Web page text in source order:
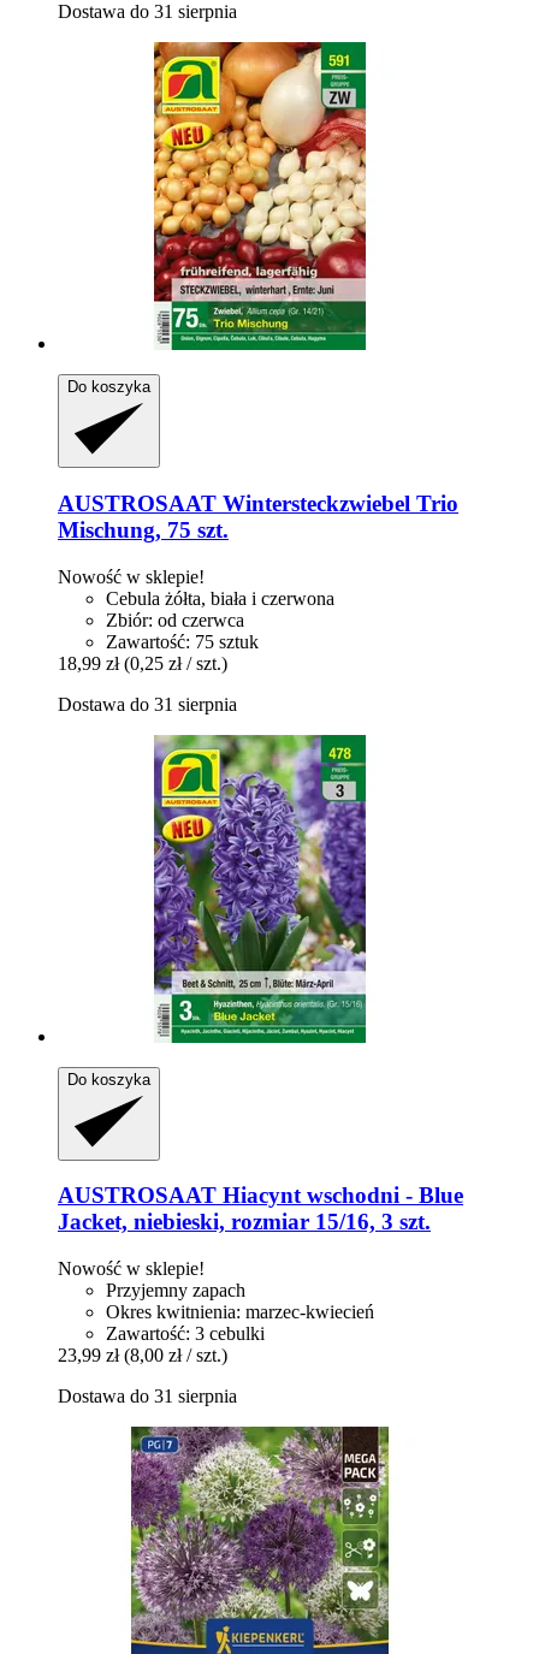
Dostawa do 31 sierpnia
Do koszyka
AUSTROSAAT Wintersteckzwiebel Trio
Mischung, 75 szt.
Nowość w sklepie!
Cebula żółta, biała i czerwona
Zbiór: od czerwca
Zawartość: 75 sztuk
18,99 zł (0,25 zł / szt.)
Dostawa do 31 sierpnia
Do koszyka
AUSTROSAAT Hiacynt wschodni -​ Blue
Jacket, niebieski, rozmiar 15/16, 3 szt.
Nowość w sklepie!
Przyjemny zapach
Okres kwitnienia: marzec-kwiecień
Zawartość: 3 cebulki
23,99 zł (8,00 zł / szt.)
Dostawa do 31 sierpnia